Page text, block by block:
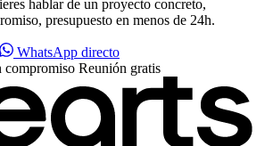
hablar de un proyecto concreto,
presupuesto en menos de 24h.
WhatsApp directo
compromiso Reunión gratis